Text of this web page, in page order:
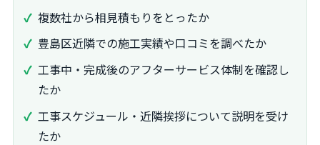
複数社から相見積もりをとったか
豊島区近隣での施工実績や口コミを調べたか
工事中・完成後のアフターサービス体制を確認し
たか
工事スケジュール・近隣挨拶について説明を受け
たか